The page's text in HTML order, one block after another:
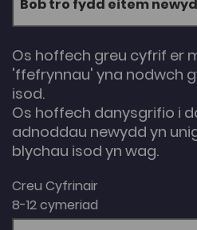
Os hoffech greu cyfrif er
'ffefrynnau' yna nodwch
isod.
Os hoffech danysgrifio i
adnoddau newydd yn
blychau isod yn wag.
Creu Cyfrinair
8-12 cymeriad